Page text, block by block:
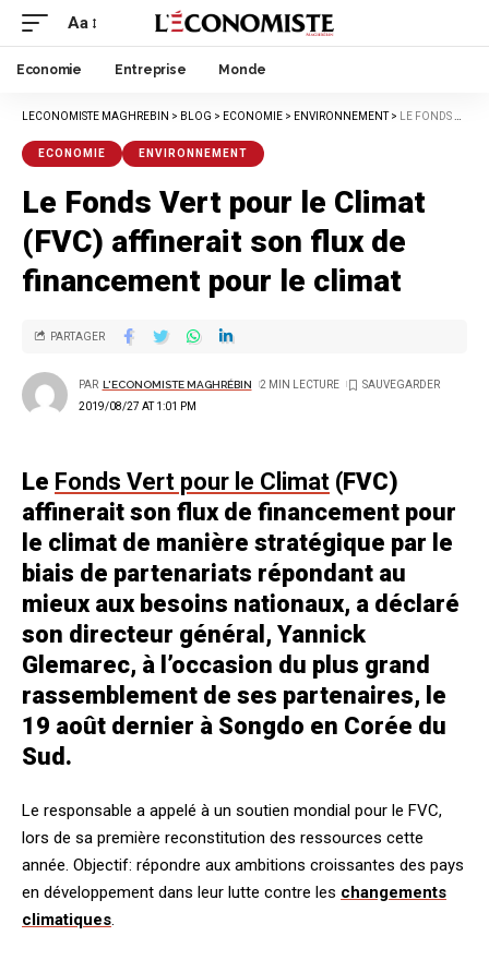
Aa
Economie Entreprise Monde
LECONOMISTE MAGHREBIN > BLOG > ECONOMIE > ENVIRONNEMENT> LE FONDS VERT POUR LE CLIMAT (FVC) AFFINERAIT SON FLUX DE FINANCEMENT POUR LE CLIMAT
ECONOMIE ENVIRONNEMENT
Le Fonds Vert pour le Climat
(FVC) affinerait son flux de
financement pour le climat
2019/08/27 AT 1:01 PM
PAR L'ECONOMISTE MAGHRÉBIN 2 MIN LECTURE
PARTAGER
Le Fonds Vert pour le Climat (FVC)
affinerait son flux de financement pour
le climat de manière stratégique par le
biais de partenariats répondant au
mieux aux besoins nationaux, a déclaré
son directeur général, Yannick
Glemarec, à l’occasion du plus grand
rassemblement de ses partenaires, le
19 août dernier à Songdo en Corée du
Sud.
Le responsable a appelé à un soutien mondial pour le FVC,
lors de sa première reconstitution des ressources cette
année. Objectif: répondre aux ambitions croissantes des pays
en développement dans leur lutte contre les changements
climatiques